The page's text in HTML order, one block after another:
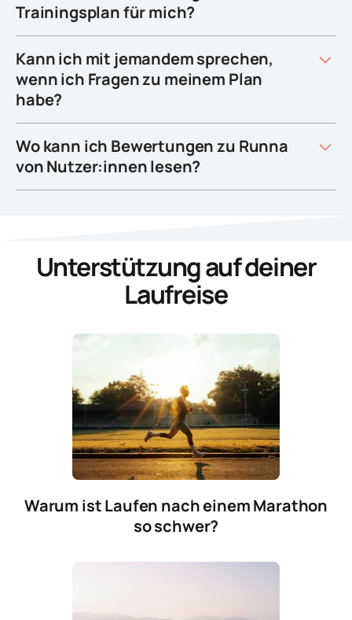
Trainingsplan für mich?
Kann ich mit jemandem sprechen,
wenn ich Fragen zu meinem Plan
habe?
Wo kann ich Bewertungen zu Runna
von Nutzer:innen lesen?
Unterstützung auf deiner
Laufreise
Warum ist Laufen nach einem Marathon
so schwer?